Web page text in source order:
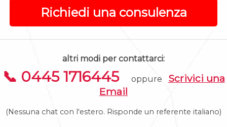
Richiedi una consulenza
altri modi per contattarci:
📞 0445 1716445 oppure Scrivici una
Email
(Nessuna chat con l'estero. Risponde un referente italiano)